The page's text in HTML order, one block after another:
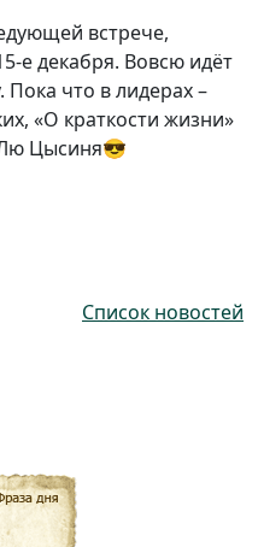
встрече,
едекабря. Вовсю идёт
Пока что в лидерах –
«О краткости жизни»
Лю Цысиня😎
Список новостей